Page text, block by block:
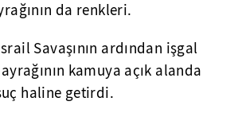
da renkleri.
Savaşının ardından işgal
kamuya açık alanda
haline getirdi.